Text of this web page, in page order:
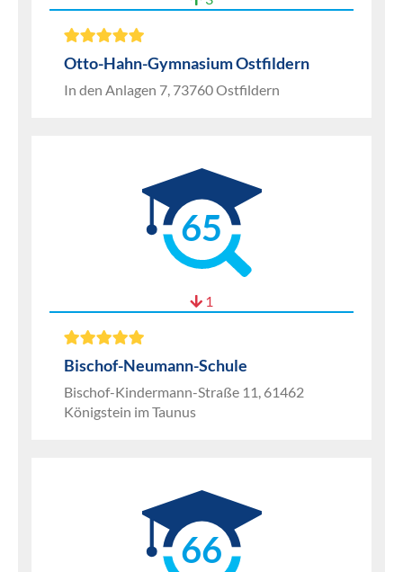
Otto-Hahn-Gymnasium Ostfildern
In den Anlagen 7, 73760 Ostfildern
65
1
Bischof-Neumann-Schule
Bischof-Kindermann-Straße 11, 61462
Königstein im Taunus
66